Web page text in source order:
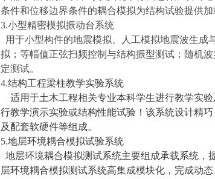
条件和位移边界条件的耦合模拟为结构试验提供
3.小型精密模拟振动台系统
用于小型构件的地震模拟、人工模拟地震波生成
拟；等幅值正弦扫频控制与结构振型测试；随机
定测试。
4.结构工程梁柱教学实验系统
适用于土木工程相关专业本科学生进行教学实
行教学演示实验或结构性能试验！该系统设计精巧
及配套软硬件等组成。
5.地层环境耦合模拟试验系统
地层环境耦合模拟测试系统主要组成承载系统，
层环境耦合模拟测试系统高集成模块化，完成动